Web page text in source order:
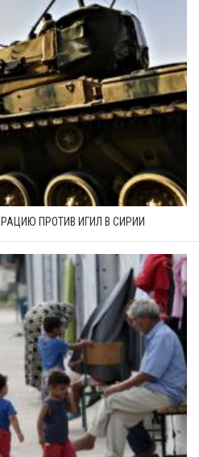
ПРОТИВ ИГИЛ В СИРИИ